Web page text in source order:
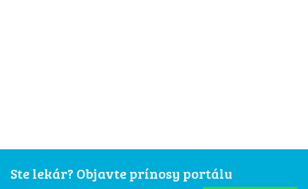
Ste lekár? Objavte prínosy portálu